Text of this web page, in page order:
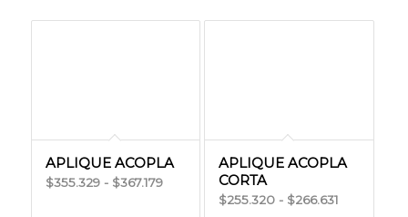
APLIQUE ACOPLA
$355.329 - $367.179Rango
APLIQUE ACOPLA
CORTA
$255.320 - $266.631Rango